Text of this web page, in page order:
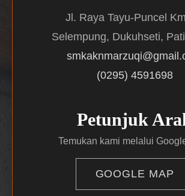
Jl. Raya Tayu-Puncel
Selempung, Dukuhseti,
(0295) 4591698
Petunjuk
Temukan kami melalui
GOOGLE MAP